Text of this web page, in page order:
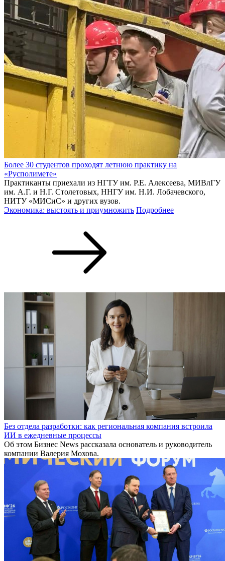
Более 30 студентов проходят летнюю практику на
«Русполимете»
Практиканты приехали из НГТУ им. Р.Е. Алексеева, МИВлГУ
им. А.Г. и Н.Г. Столетовых, ННГУ им. Н.И. Лобачевского,
НИТУ «МИСиС» и других вузов.
Экономика: выстоять и приумножить Подробнее
Без отдела разработки: как региональная компания встроила
ИИ в ежедневные процессы
Об этом Бизнес News рассказала основатель и руководитель
компании Валерия Мохова.